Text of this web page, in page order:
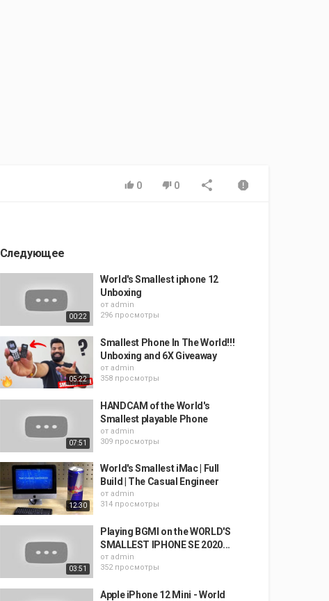
0 0
Следующее
00:22
World's Smallest iphone 12
Unboxing
от admin
296 просмотры
05:22
Smallest Phone In The World!!!
Unboxing and 6X Giveaway
от admin
358 просмотры
07:51
HANDCAM of the World's
Smallest playable Phone
от admin
309 просмотры
12:30
World's Smallest iMac | Full
Build | The Casual Engineer
от admin
314 просмотры
03:51
Playing BGMI on the WORLD'S
SMALLEST IPHONE SE 2020...
от admin
352 просмотры
Apple iPhone 12 Mini - World